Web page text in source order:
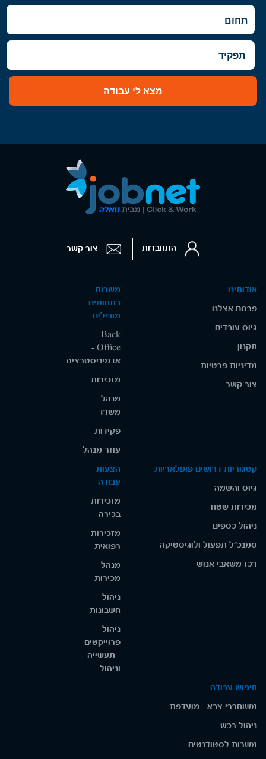
מצא לי עבודה
אודותינו
פרסם אצלנו
גיוס עובדים
תקנון
מדיניות פרטיות
צור קשר
משרות
בתחומים
מובילים
Back
Office -
אדמיניסטרציה
מזכירות
מנהל
משרד
פקידות
עוזר מנהל
קטגוריות דרושים פופלאריות
גיוס והשמה
מכירות שטח
ניהול כספים
סמנכ"ל תפעול ולוגיסטיקה
רכז משאבי אנוש
הצעות
עבודה
מזכירות
בכירה
מזכירות
רפואית
מנהל
מכירות
ניהול
חשבונות
ניהול
פרוייקטים
- תעשייה
וניהול
חיפוש עבודה
משוחררי צבא - מועדפת
ניהול רכש
משרות לסטודנטים